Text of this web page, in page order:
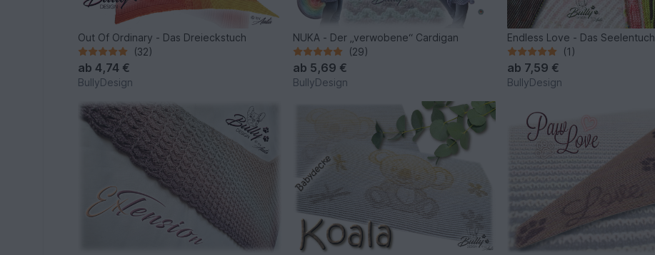
Out Of Ordinary - Das Dreieckstuch
(32)
ab4,74 €
BullyDesign
NUKA - Der „verwobene“ Cardigan
(29)
ab 5,69 €
BullyDesign
Endless Love - Das Seelentuch
(1)
ab 7,59 €
BullyDesign